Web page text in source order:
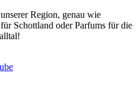
Region, genau wie
Schottland oder Parfums für die